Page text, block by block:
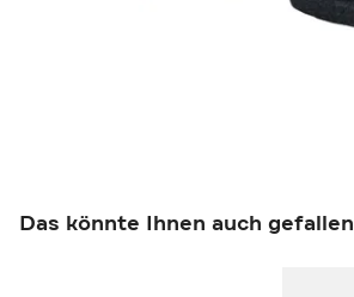
Das könnte Ihnen auch gefallen